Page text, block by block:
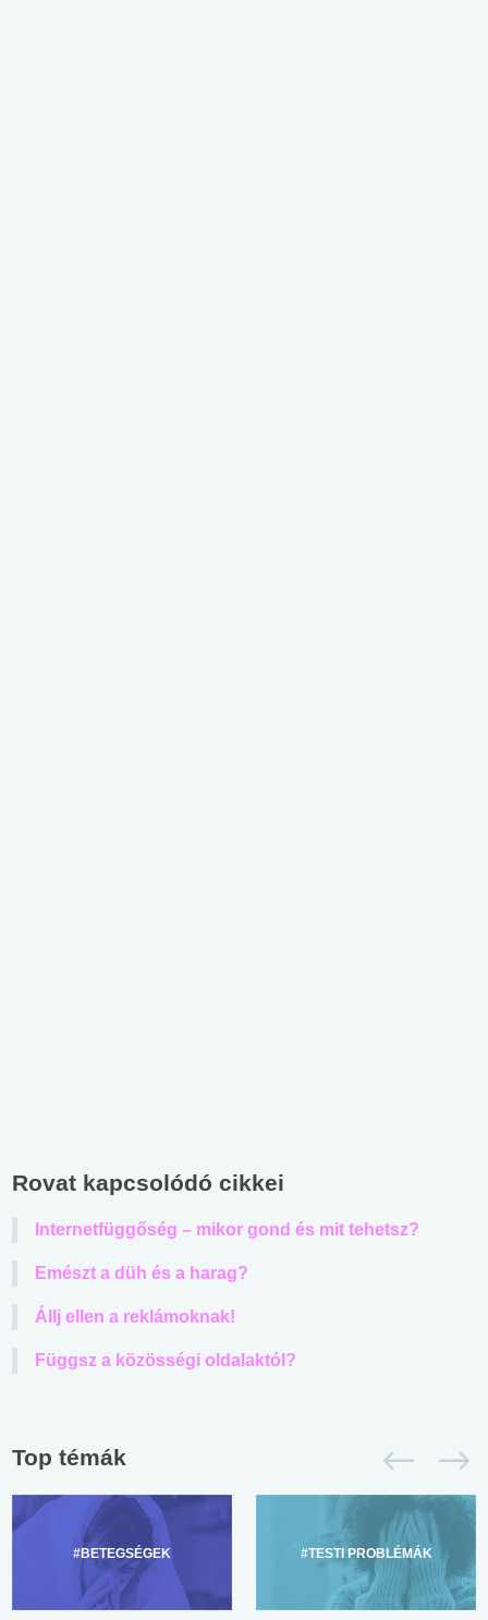
Rovat kapcsolódó cikkei
Internetfüggőség – mikor gond és mit tehetsz?
Emészt a düh és a harag?
Állj ellen a reklámoknak!
Függsz a közösségi oldalaktól?
Top témák
#BETEGSÉGEK #TESTI PROBLÉMÁK